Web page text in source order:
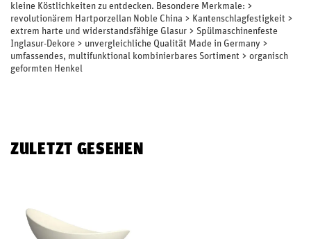
kleine Köstlichkeiten zu entdecken. Besondere Merkmale: >
revolutionärem Hartporzellan Noble China > Kantenschlagfestigkeit >
extrem harte und widerstandsfähige Glasur > Spülmaschinenfeste
Inglasur-Dekore > unvergleichliche Qualität Made in Germany >
umfassendes, multifunktional kombinierbares Sortiment > organisch
geformten Henkel
ZULETZT GESEHEN